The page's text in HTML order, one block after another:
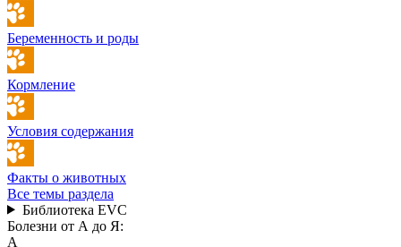
Беременность и роды
Кормление
Условия содержания
Факты о животных
Все темы раздела
Библиотека EVC
Болезни от А до Я:
А